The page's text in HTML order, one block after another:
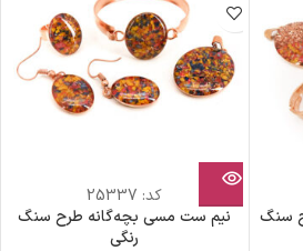
سنگ
کد: 25337
نیم ست مسی بچه‌گانه طرح سنگ
رنگی